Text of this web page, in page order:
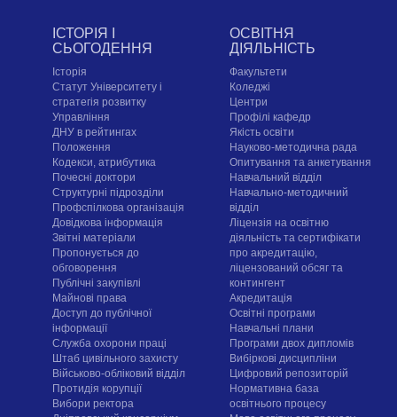
ІСТОРІЯ І
СЬОГОДЕННЯ
Історія
Статут Університету і
стратегія розвитку
Управління
ДНУ в рейтингах
Положення
Кодекси, атрибутика
Почесні доктори
Структурні підрозділи
Профспілкова організація
Довідкова інформація
Звітні матеріали
Пропонується до
обговорення
Публічні закупівлі
Майнові права
Доступ до публічної
інформації
Служба охорони праці
Штаб цивільного захисту
Військово-обліковий відділ
Протидія корупції
Вибори ректора
ОСВІТНЯ
ДІЯЛЬНІСТЬ
Факультети
Коледжі
Центри
Профілі кафедр
Якість освіти
Науково-методична рада
Опитування та анкетування
Навчальний відділ
Навчально-методичний
відділ
Ліцензія на освітню
діяльність та сертифікати
про акредитацію,
ліцензований обсяг та
контингент
Акредитація
Освітні програми
Навчальні плани
Програми двох дипломів
Вибіркові дисципліни
Цифровий репозиторій
Нормативна база
освітнього процесу